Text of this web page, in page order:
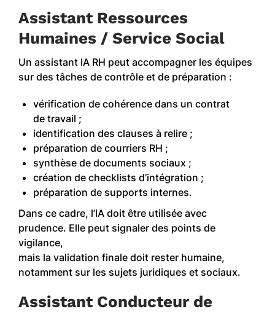
Assistant Ressources
Humaines / Service Social
Un assistant IA RH peut accompagner les équipes
sur des tâches de contrôle et de préparation :
vérification de cohérence dans un contrat
de travail ;
identification des clauses à relire ;
préparation de courriers RH ;
synthèse de documents sociaux ;
création de checklists d’intégration ;
préparation de supports internes.
Dans ce cadre, l’IA doit être utilisée avec
prudence. Elle peut signaler des points de
vigilance,
mais la validation finale doit rester humaine,
notamment sur les sujets juridiques et sociaux.
Assistant Conducteur de